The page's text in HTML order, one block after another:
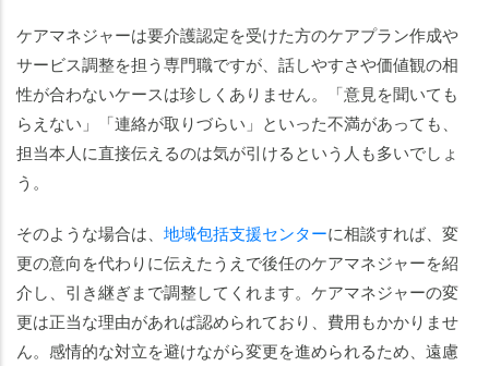
ケアマネジャーは要介護認定を受けた方のケアプラン作成や
サービス調整を担う専門職ですが、話しやすさや価値観の相
性が合わないケースは珍しくありません。「意見を聞いても
らえない」「連絡が取りづらい」といった不満があっても、
担当本人に直接伝えるのは気が引けるという人も多いでしょ
う。
そのような場合は、 地域包括支援センターに相談すれば、変
更の意向を代わりに伝えたうえで後任のケアマネジャーを紹
介し、引き継ぎまで調整してくれます。ケアマネジャーの変
更は正当な理由があれば認められており、費用もかかりませ
ん。感情的な対立を避けながら変更を進められるため、遠慮